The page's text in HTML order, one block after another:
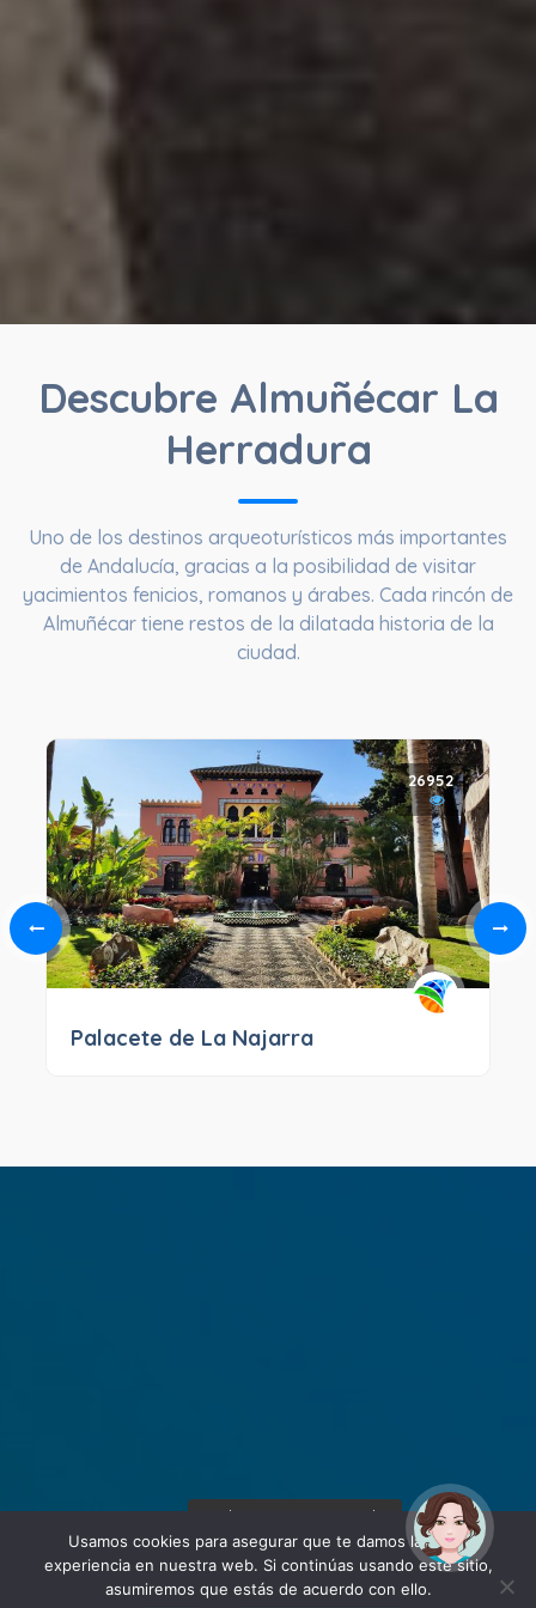
Descubre Almuñécar La
Herradura
Uno de los destinos arqueoturísticos más importantes
de Andalucía, gracias a la posibilidad de visitar
yacimientos fenicios, romanos y árabes. Cada rincón de
Almuñécar tiene restos de la dilatada historia de la
ciudad.
26952
Palacete de La Najarra
Usamos cookies para asegurar que te damos la mejor
experiencia en nuestra web. Si continúas usando este sitio,
asumiremos que estás de acuerdo con ello.
¡Hola! Soy Noy. ¿Puedo
ayudarte?